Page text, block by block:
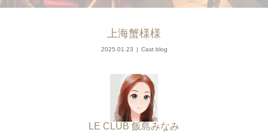
上海蟹様様
2025.01.23 Cast blog
LE CLUB 飯島みなみ